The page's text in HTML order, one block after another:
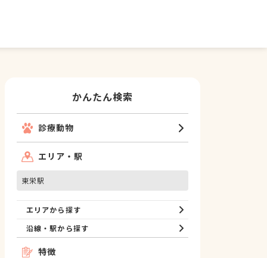
かんたん検索
診療動物
エリア・駅
東栄駅
エリアから探す
沿線・駅から探す
特徴